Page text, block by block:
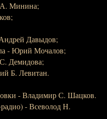
А. Минина;
Давыдов;
- Юрий Мочалов;
Демидова;
Б. Левитан.
- Владимир С. Шацков.
- Всеволод Н.